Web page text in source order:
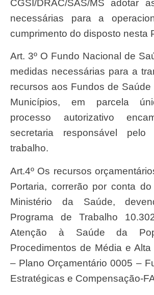
CGSI/DRAC/SAS/MS adotar
necessárias para a
cumprimento do disposto nesta
Art. 3º O Fundo Nacional de Saúde adotará as
medidas necessárias para a
recursos aos Fundos de
Municípios, em parcela
processo autorizativo
secretaria responsável pelo
trabalho.
Art.4º Os recursos orçamentários, objeto desta
Portaria, correrão por conta
Ministério da Saúde,
Programa de Trabalho
Atenção à Saúde da
Procedimentos de Média e Alta
– Plano Orçamentário 0005 –
Estratégicas e Compensação-